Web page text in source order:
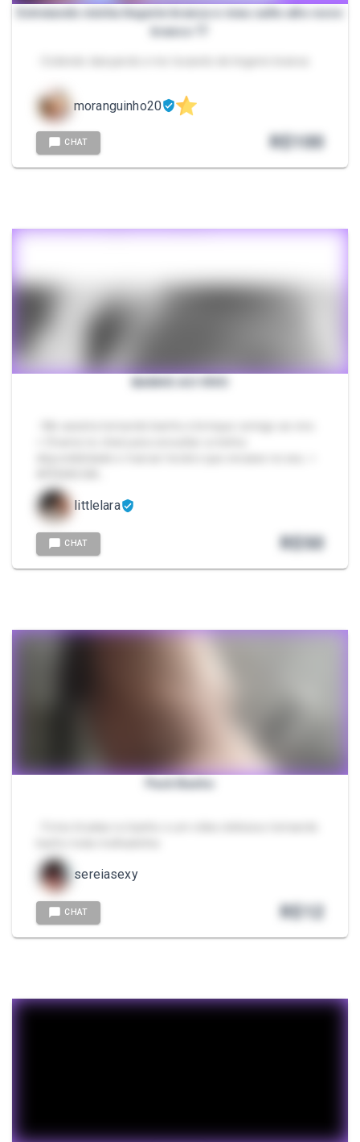
Estreiando minha lingerie branca e meu salto alto novo
branco 🤍
moranguinho20
CHAT R$100
BANHO AO VIVO
littlelara
CHAT R$50
Pack Banho
sereiasexy
CHAT R$12